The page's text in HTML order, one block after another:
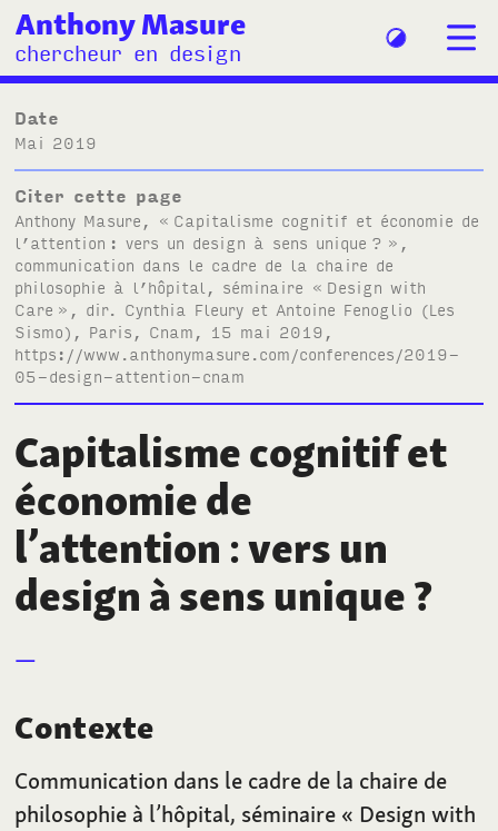
Anthony Masure
chercheur en design
Date
mai 2019
Citer cette page
Anthony Masure, « Capitalisme cognitif et économie de
l’attention : vers un design à sens unique ? »,
communication dans le cadre de la chaire de
philosophie à l’hôpital, séminaire « Design with
Care », dir. Cynthia Fleury et Antoine Fenoglio (Les
Sismo), Paris, Cnam, 15 mai 2019,
https://www.anthonymasure.com/conferences/2019-
05-design-attention-cnam
Capitalisme cognitif et
économie de
l’attention : vers un
design à sens unique?
Contexte
Communication dans le cadre de la chaire de
philosophie à l’hôpital, séminaire « Design with